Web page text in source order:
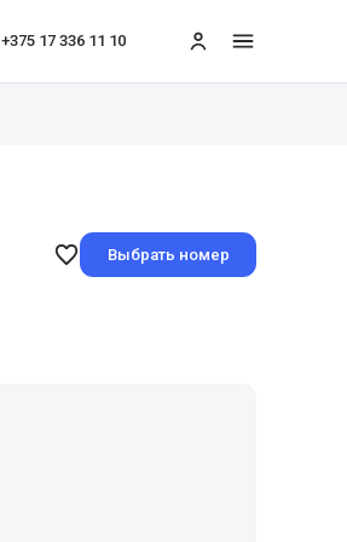
+375 17 336 11 10 меню
Выбрать номер